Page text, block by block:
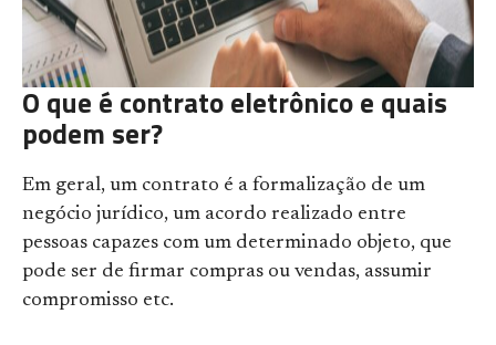
O que é contrato eletrônico e quais
podem ser?
Em geral, um contrato é a formalização de um
negócio jurídico, um acordo realizado entre
pessoas capazes com um determinado objeto, que
pode ser de firmar compras ou vendas, assumir
compromisso etc.